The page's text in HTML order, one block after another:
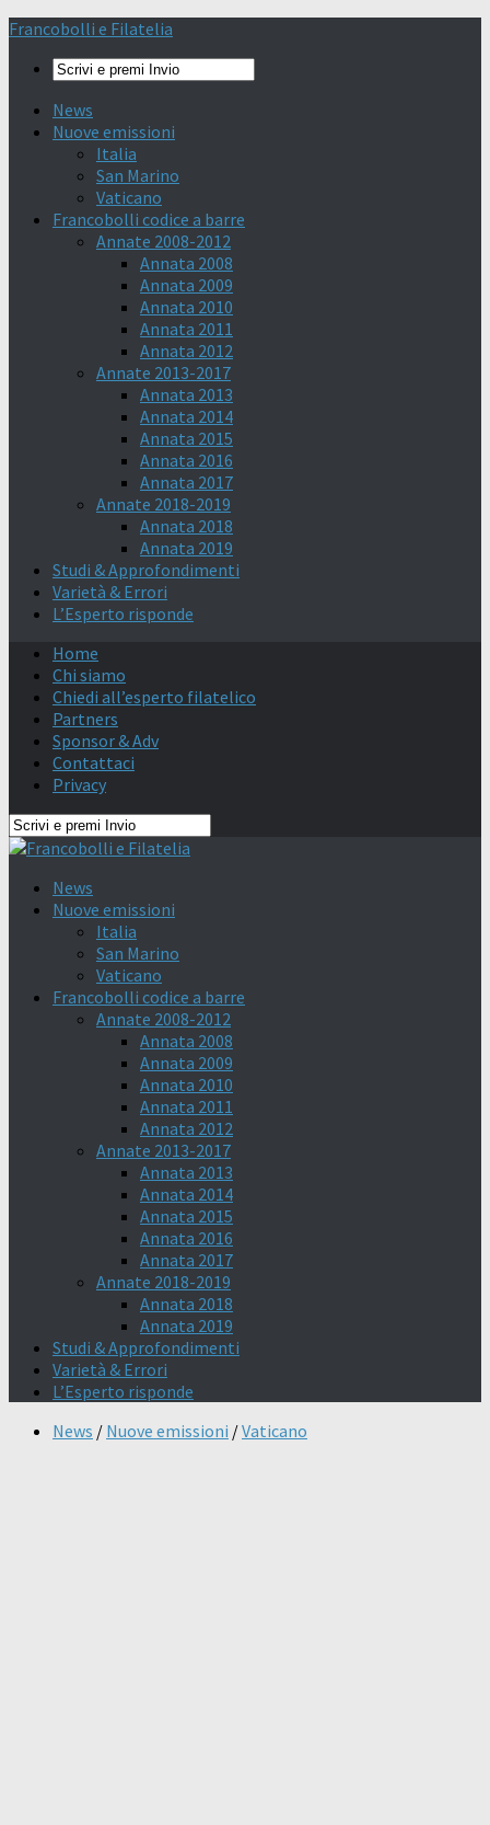
Francobolli e Filatelia
News
Nuove emissioni
Italia
San Marino
Vaticano
Francobolli codice a barre
Annate 2008-2012
Annata 2008
Annata 2009
Annata 2010
Annata 2011
Annata 2012
Annate 2013-2017
Annata 2013
Annata 2014
Annata 2015
Annata 2016
Annata 2017
Annate 2018-2019
Annata 2018
Annata 2019
Studi & Approfondimenti
Varietà & Errori
L’Esperto risponde
Home
Chi siamo
Chiedi all’esperto filatelico
Partners
Sponsor & Adv
Contattaci
Privacy
News
Nuove emissioni
Italia
San Marino
Vaticano
Francobolli codice a barre
Annate 2008-2012
Annata 2008
Annata 2009
Annata 2010
Annata 2011
Annata 2012
Annate 2013-2017
Annata 2013
Annata 2014
Annata 2015
Annata 2016
Annata 2017
Annate 2018-2019
Annata 2018
Annata 2019
Studi & Approfondimenti
Varietà & Errori
L’Esperto risponde
News / Nuove emissioni /Vaticano